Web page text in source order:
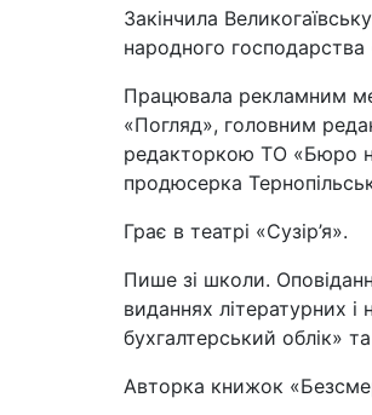
Закінчила
народного
Працювала рекламним
«Погляд», головним
редакторкою ТО «Бюро
продюсерка
Грає в театрі «Сузір’я».
Пише зі школи.
виданнях літературних
бухгалтерський облік»
Авторка книжок